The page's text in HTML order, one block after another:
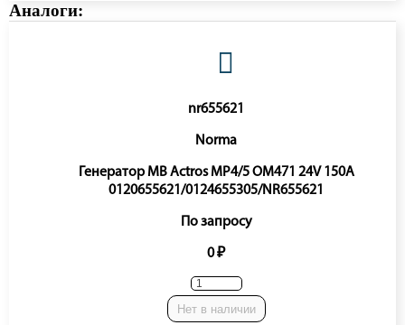
Аналоги:
nr655621
Norma
Генератор MB Actros MP4/5 OM471 24V 150A
0120655621/0124655305/NR655621
По запросу
0 ₽
Нет в наличии